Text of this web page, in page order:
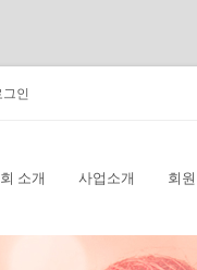
그인
소개 사업소개 회